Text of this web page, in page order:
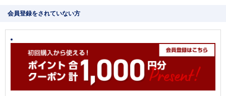
会員登録をされていない方